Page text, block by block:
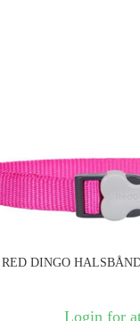
RED DINGO
Login for